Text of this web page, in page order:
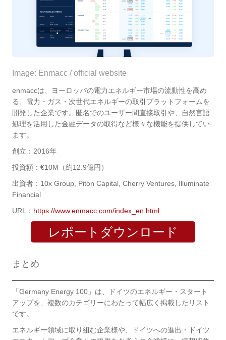
Image: Enmacc / official website
enmaccは、ヨーロッパの電力エネルギー市場の流動性を高め
る、電力・ガス・次世代エネルギーの取引プラットフォームを
開発した企業です。匿名でのユーザー間直接取引や、自然言語
処理を活用した金融データの取得など様々な機能を提供してい
ます。
創立：2016年
投資額：€10M（約12.9億円）
出資者：10x Group, Piton Capital, Cherry Ventures, Illuminate
Financial
URL： https://www.enmacc.com/index_en.html
レポートダウンロード
まとめ
「Germany Energy 100」は、ドイツのエネルギー・スタート
アップを、複数のカテゴリーにわたって幅広く掲載したリスト
です。
エネルギー領域に取り組む企業様や、ドイツへの進出・ドイツ